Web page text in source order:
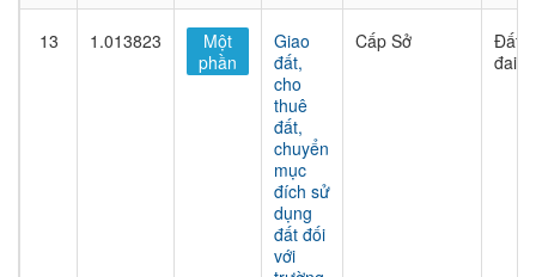
13 1.013823
Một
phần
Giao
đất,
cho
thuê
đất,
chuyển
mục
đích sử
dụng
đất đối
với
Cấp Sở
Đất
đai